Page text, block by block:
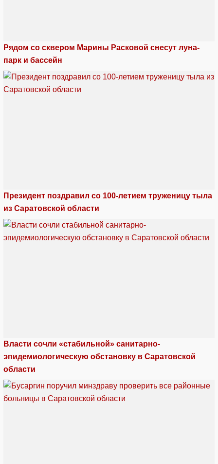
Рядом со сквером Марины Расковой снесут луна-
парк и бассейн
Президент поздравил со 100-летием труженицу тыла
из Саратовской области
Власти сочли «стабильной» санитарно-
эпидемиологическую обстановку в Саратовской
области